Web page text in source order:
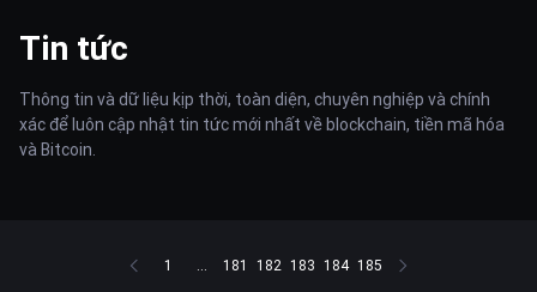
Tin tức
Thông tin và dữ liệu kịp thời, toàn diện, chuyên nghiệp và chính
xác để luôn cập nhật tin tức mới nhất về blockchain, tiền mã hóa
và Bitcoin.
1 ... 181 182 183 184 185